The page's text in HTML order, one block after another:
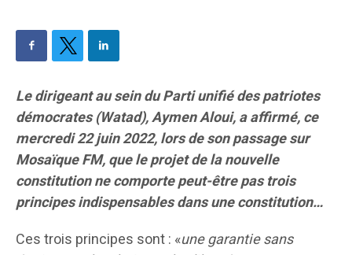
Le dirigeant au sein du Parti unifié des patriotes
démocrates (Watad), Aymen Aloui, a affirmé, ce
mercredi 22 juin 2022, lors de son passage sur
Mosaïque FM, que le projet de la nouvelle
constitution ne comporte peut-être pas trois
principes indispensables dans une constitution…
Ces trois principes sont : «une garantie sans